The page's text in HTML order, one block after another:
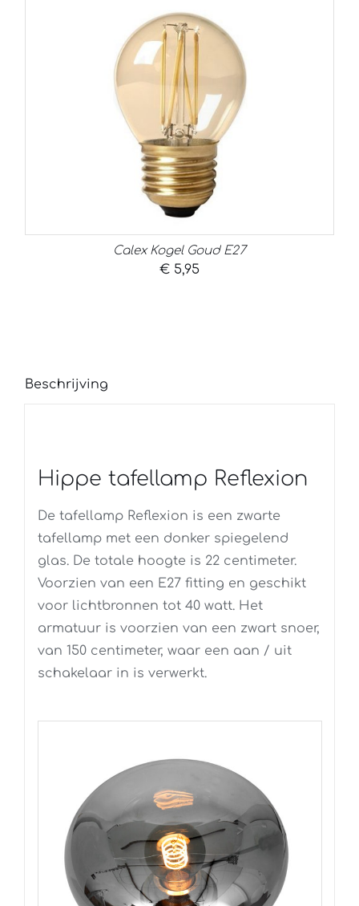
Calex Kogel Goud E27
€ 5,95
Beschrijving
Hippe tafellamp Reflexion
De tafellamp Reflexion is een zwarte
tafellamp met een donker spiegelend
glas. De totale hoogte is 22 centimeter.
Voorzien van een E27 fitting en geschikt
voor lichtbronnen tot 40 watt. Het
armatuur is voorzien van een zwart snoer,
van 150 centimeter, waar een aan / uit
schakelaar in is verwerkt.